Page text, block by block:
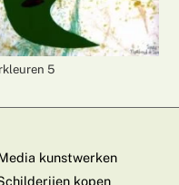
5
kunstwerken
kopen